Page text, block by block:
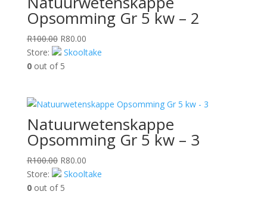
Opsomming Gr 5 kw – 2
R100.00 Original
price
was:
R80.00Current
price
Store:
Skooltake
0out of 5
Natuurwetenskappe
Opsomming Gr 5 kw – 3
R100.00 Original
price
was:
R80.00Current
price
Store:
Skooltake
0out of 5